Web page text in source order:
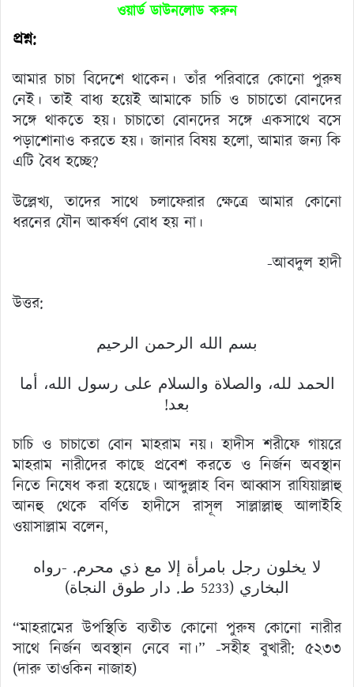
ওয়ার্ড ডাউনলোড করুন
প্রশ্ন:
আমার চাচা বিদেশে থাকেন। তাঁর পরিবারে কোনো পুরুষ
নেই। তাই বাধ্য হয়েই আমাকে চাচি ও চাচাতো বোনদের
সঙ্গে থাকতে হয়। চাচাতো বোনদের সঙ্গে একসাথে বসে
পড়াশোনাও করতে হয়। জানার বিষয় হলো, আমার জন্য কি
এটি বৈধ হচ্ছে?
উল্লেখ্য, তাদের সাথে চলাফেরার ক্ষেত্রে আমার কোনো
ধরনের যৌন আকর্ষণ বোধ হয় না।
-আবদুল হাদী
উত্তর:
بسم الله الرحمن الرحيم
الحمد لله، والصلاة والسلام على رسول الله، أما
بعد!
চাচি ও চাচাতো বোন মাহরাম নয়। হাদীস শরীফে গায়রে
মাহরাম নারীদের কাছে প্রবেশ করতে ও নির্জন অবস্থান
নিতে নিষেধ করা হয়েছে। আব্দুল্লাহ বিন আব্বাস রাযিয়াল্লাহু
আনহু থেকে বর্ণিত হাদীসে রাসূল সাল্লাল্লাহু আলাইহি
ওয়াসাল্লাম বলেন,
لا يخلون رجل بامرأة إلا مع ذي محرم. -رواه
البخاري (5233 ط. دار طوق النجاة)
“মাহরামের উপস্থিতি ব্যতীত কোনো পুরুষ কোনো নারীর
সাথে নির্জন অবস্থান নেবে না।” -সহীহ বুখারী: ৫২৩৩
(দারু তাওকিন নাজাহ)